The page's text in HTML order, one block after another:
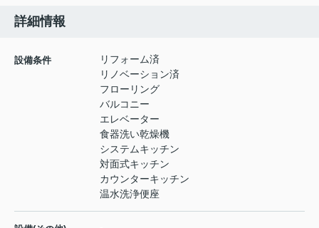
詳細情報
設備条件
リフォーム済
リノベーション済
フローリング
バルコニー
エレベーター
食器洗い乾燥機
システムキッチン
対面式キッチン
カウンターキッチン
温水洗浄便座